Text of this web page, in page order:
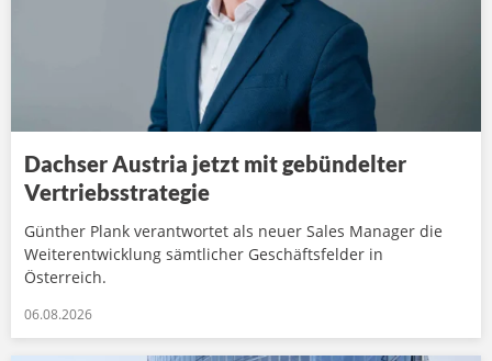
Dachser Austria jetzt mit gebündelter
Vertriebsstrategie
Günther Plank verantwortet als neuer Sales Manager die
Weiterentwicklung sämtlicher Geschäftsfelder in
Österreich.
06.08.2026